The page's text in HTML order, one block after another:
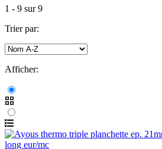
1 - 9 sur9
Trier par:
Afficher: